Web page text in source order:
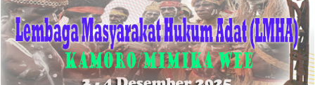
July 2023
June 2023
May 2023